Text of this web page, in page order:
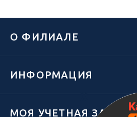
Х
О ФИЛИАЛЕ
ИНФОРМАЦИЯ
МОЯ УЧЕТНАЯ ЗАПИСЬ